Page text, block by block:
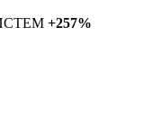
+257%